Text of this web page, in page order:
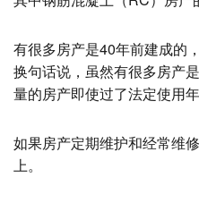
有很多房产是40年前建成的
换句话说，虽然有很多房产
量的房产即使过了法定使用
如果房产定期维护和经常维
上。